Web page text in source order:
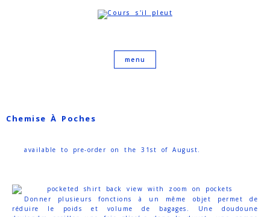
Chemise À Poches
available to pre-order on the 31st of August.
Donner plusieurs fonctions à un même objet permet de
réduire le poids et volume de bagages. Une doudoune